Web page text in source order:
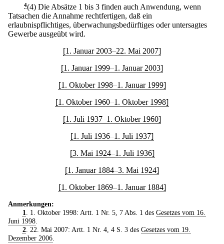
4(4) Die Absätze 1 bis 3 finden auch Anwendung, wenn
Tatsachen die Annahme rechtfertigen, daß ein
erlaubnispflichtiges, überwachungsbedürftiges oder untersagtes
Gewerbe ausgeübt wird.
[1. Januar 2003–22. Mai 2007]
[1. Januar 1999–1. Januar 2003]
[1. Oktober 1998–1. Januar 1999]
[1. Oktober 1960–1. Oktober 1998]
[1. Juli 1937–1. Oktober 1960]
[1. Juli 1936–1. Juli 1937]
[3. Mai 1924–1. Juli 1936]
[1. Januar 1884–3. Mai 1924]
[1. Oktober 1869–1. Januar 1884]
Anmerkungen:
1
. 1. Oktober 1998: Artt. 1 Nr. 5, 7 Abs. 1 des Gesetzes vom 16.
Juni 1998
2. 22. Mai 2007: Artt. 1 Nr. 4, 4 S. 3 des Gesetzes vom 19.
Dezember 2006